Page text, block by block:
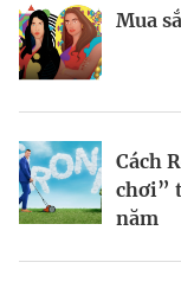
Mua
Cách
chơi”
năm
Nhà
Thợ
Kiểm
mùa lễ